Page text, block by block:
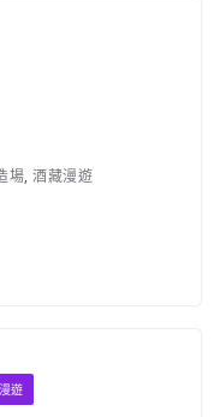
場, 酒藏漫遊
遊